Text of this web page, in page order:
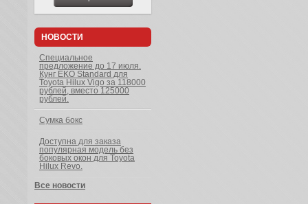
НОВОСТИ
Специальное
предложение до 17 июля.
Кунг EKO Standard для
Toyota Hilux Vigo за 118000
рублей, вместо 125000
рублей.
Сумка бокс
Доступна для заказа
популярная модель без
боковых окон для Toyota
Hilux Revo.
Все новости